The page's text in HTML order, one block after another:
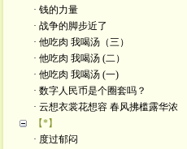
· 钱的力量
· 战争的脚步近了
· 他吃肉 我喝汤（三）
· 他吃肉 我喝汤 (二）
· 他吃肉 我喝汤 (一)
· 数字人民币是个圈套吗？
· 云想衣裳花想容 春风拂槛露华浓
【*】
· 度过郁闷